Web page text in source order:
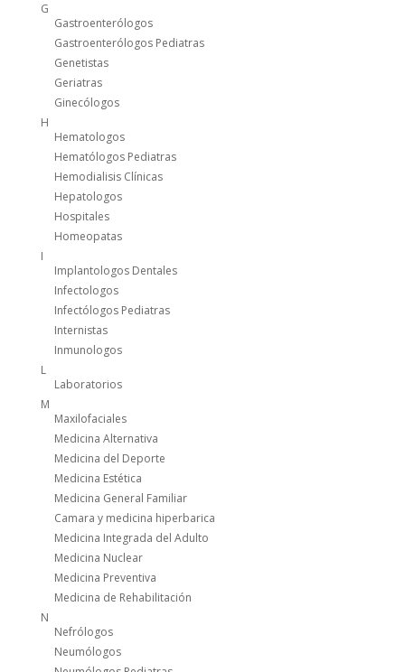
G
Gastroenterólogos
Gastroenterólogos Pediatras
Genetistas
Geriatras
Ginecólogos
H
Hematologos
Hematólogos Pediatras
Hemodialisis Clínicas
Hepatologos
Hospitales
Homeopatas
I
Implantologos Dentales
Infectologos
Infectólogos Pediatras
Internistas
Inmunologos
L
Laboratorios
M
Maxilofaciales
Medicina Alternativa
Medicina del Deporte
Medicina Estética
Medicina General Familiar
Camara y medicina hiperbarica
Medicina Integrada del Adulto
Medicina Nuclear
Medicina Preventiva
Medicina de Rehabilitación
N
Nefrólogos
Neumólogos